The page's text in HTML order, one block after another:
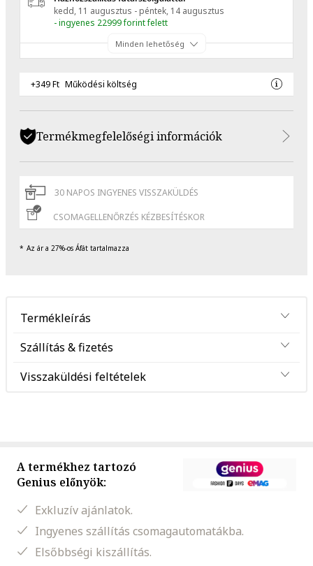
kedd, 11 augusztus - péntek, 14 augusztus
- ingyenes 22999 forint felett
Minden lehetőség
+349 Ft Működési költség
Termékmegfelelőségi információk
30 NAPOS INGYENES VISSZAKÜLDÉS
CSOMAGELLENŐRZÉS KÉZBESÍTÉSKOR
Az ár a 27%-os Áfát tartalmazza
Termékleírás
Szállítás & fizetés
Visszaküldési feltételek
A termékhez tartozó
Genius előnyök:
Exkluzív ajánlatok.
Ingyenes szállítás csomagautomatákba.
Elsőbbségi kiszállítás.